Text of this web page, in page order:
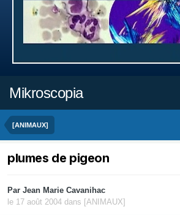
Mikroscopia
[ANIMAUX]
plumes de pigeon
Par Jean Marie Cavanihac
le 17 août 2004 dans [ANIMAUX]